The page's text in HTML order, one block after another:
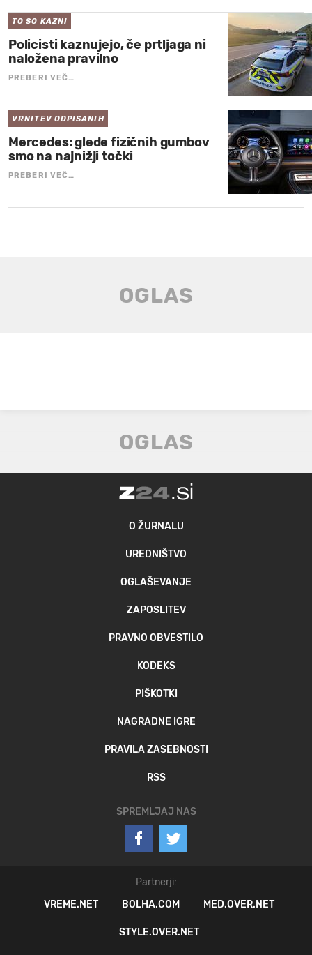
TO SO KAZNI
Policisti kaznujejo, če prtljaga ni
naložena pravilno
PREBERI VEČ…
VRNITEV ODPISANIH
Mercedes: glede fizičnih gumbov
smo na najnižji točki
PREBERI VEČ…
O ŽURNALU
UREDNIŠTVO
OGLAŠEVANJE
ZAPOSLITEV
PRAVNO OBVESTILO
KODEKS
PIŠKOTKI
NAGRADNE IGRE
PRAVILA ZASEBNOSTI
RSS
SPREMLJAJ NAS
Partnerji:
VREME.NET
BOLHA.COM MED.OVER.NET
STYLE.OVER.NET